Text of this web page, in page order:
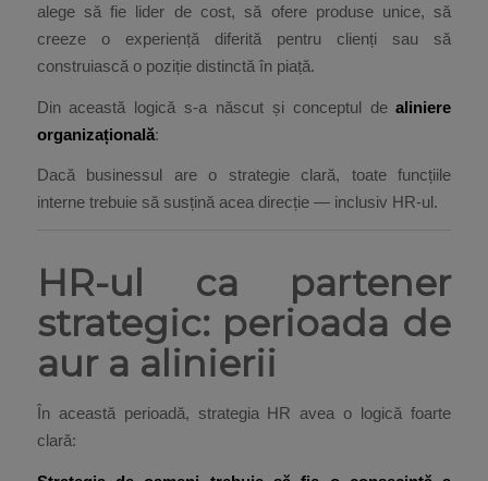
alege să fie lider de cost, să ofere produse unice, să
creeze o experiență diferită pentru clienți sau să
construiască o poziție distinctă în piață.
Din această logică s-a născut și conceptul dealiniere
organizațională:
Dacă businessul are o strategie clară, toate funcțiile
interne trebuie să susțină acea direcție — inclusiv HR-ul.
HR-ul ca partener
strategic: perioada de
aur a alinierii
În această perioadă, strategia HR avea o logică foarte
clară: